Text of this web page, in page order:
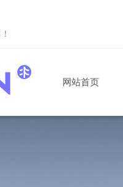
！
网站首页